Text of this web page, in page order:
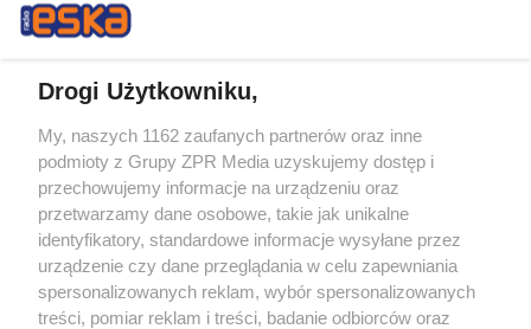
Żaden utwór zamieszczony w serwisie nie może być powielany i
rozpowszechniany lub dalej rozpowszechniany w jakikolwiek sposób (w
tym także elektroniczny lub mechaniczny) na jakimkolwiek polu
eksploatacji w jakiejkolwiek formie, włącznie z umieszczaniem w
Internecie bez pisemnej zgody właściciela praw. Jakiekolwiek użycie lub
wykorzystanie utworów w całości lub w części z naruszeniem prawa,
tzn. bez właściwej zgody, jest zabronione pod groźbą kary i może być
ścigane prawnie.
Drogi Użytkowniku,
My, naszych 1162 zaufanych partnerów oraz inne
podmioty z Grupy ZPR Media uzyskujemy dostęp i
przechowujemy informacje na urządzeniu oraz
przetwarzamy dane osobowe, takie jak unikalne
identyfikatory, standardowe informacje wysyłane przez
urządzenie czy dane przeglądania w celu zapewniania
spersonalizowanych reklam, wybór spersonalizowanych
treści, pomiar reklam i treści, badanie odbiorców oraz